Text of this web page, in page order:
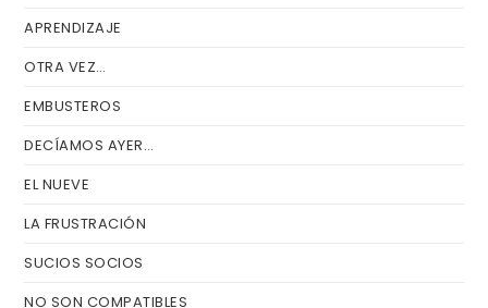
APRENDIZAJE
OTRA VEZ…
EMBUSTEROS
DECÍAMOS AYER…
EL NUEVE
LA FRUSTRACIÓN
SUCIOS SOCIOS
NO SON COMPATIBLES